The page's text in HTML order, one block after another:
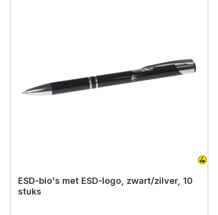
ESD-bio's met ESD-logo, zwart/zilver, 10
stuks